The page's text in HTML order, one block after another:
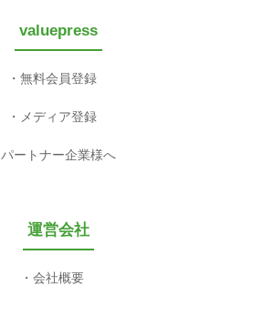
valuepress
無料会員登録
メディア登録
パートナー企業様へ
運営会社
会社概要